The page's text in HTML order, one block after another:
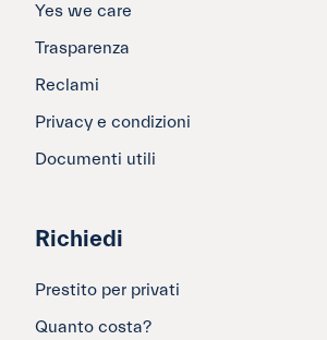
Yes we care
Trasparenza
Reclami
Privacy e condizioni
Documenti utili
Richiedi
Prestito per privati
Quanto costa?